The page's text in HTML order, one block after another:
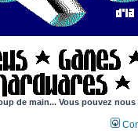
de main... Vous pouvez